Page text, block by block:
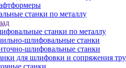
станки по металлу
станки по металлу
шлифовальные станки
шлифовальные станки
для шлифовки и сопряжения
станки